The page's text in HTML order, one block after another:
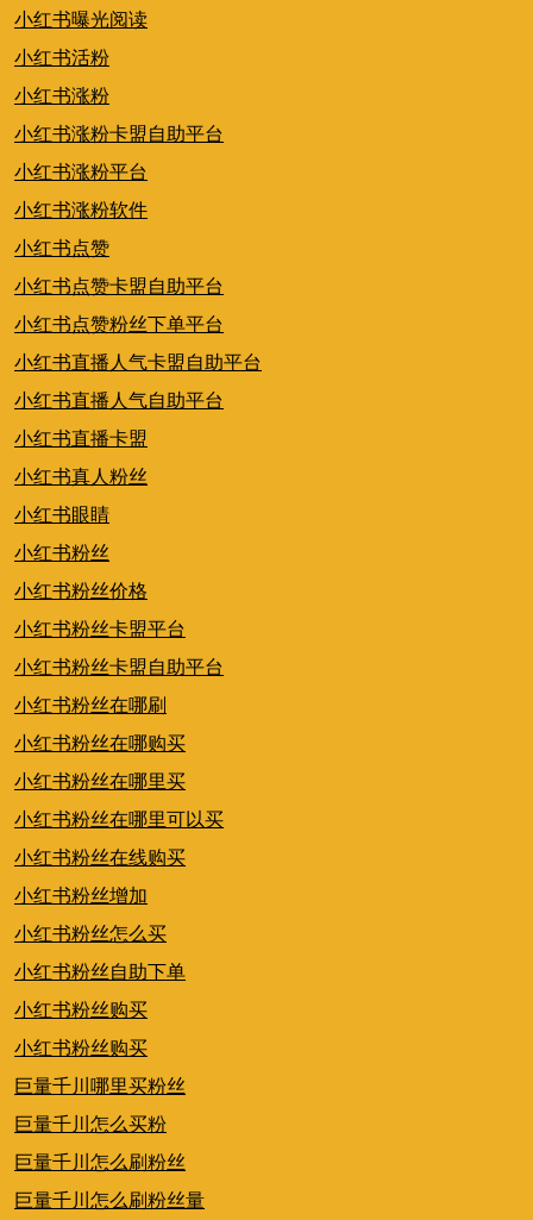
小红书曝光阅读
小红书活粉
小红书涨粉
小红书涨粉卡盟自助平台
小红书涨粉平台
小红书涨粉软件
小红书点赞
小红书点赞卡盟自助平台
小红书点赞粉丝下单平台
小红书直播人气卡盟自助平台
小红书直播人气自助平台
小红书直播卡盟
小红书真人粉丝
小红书眼睛
小红书粉丝
小红书粉丝价格
小红书粉丝卡盟平台
小红书粉丝卡盟自助平台
小红书粉丝在哪刷
小红书粉丝在哪购买
小红书粉丝在哪里买
小红书粉丝在哪里可以买
小红书粉丝在线购买
小红书粉丝增加
小红书粉丝怎么买
小红书粉丝自助下单
小红书粉丝购买
小红书粉丝购买
巨量千川哪里买粉丝
巨量千川怎么买粉
巨量千川怎么刷粉丝
巨量千川怎么刷粉丝量